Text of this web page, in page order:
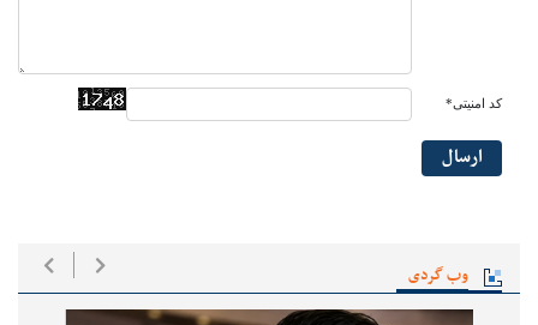
وب گردی
کد امنیتی*
ارسال